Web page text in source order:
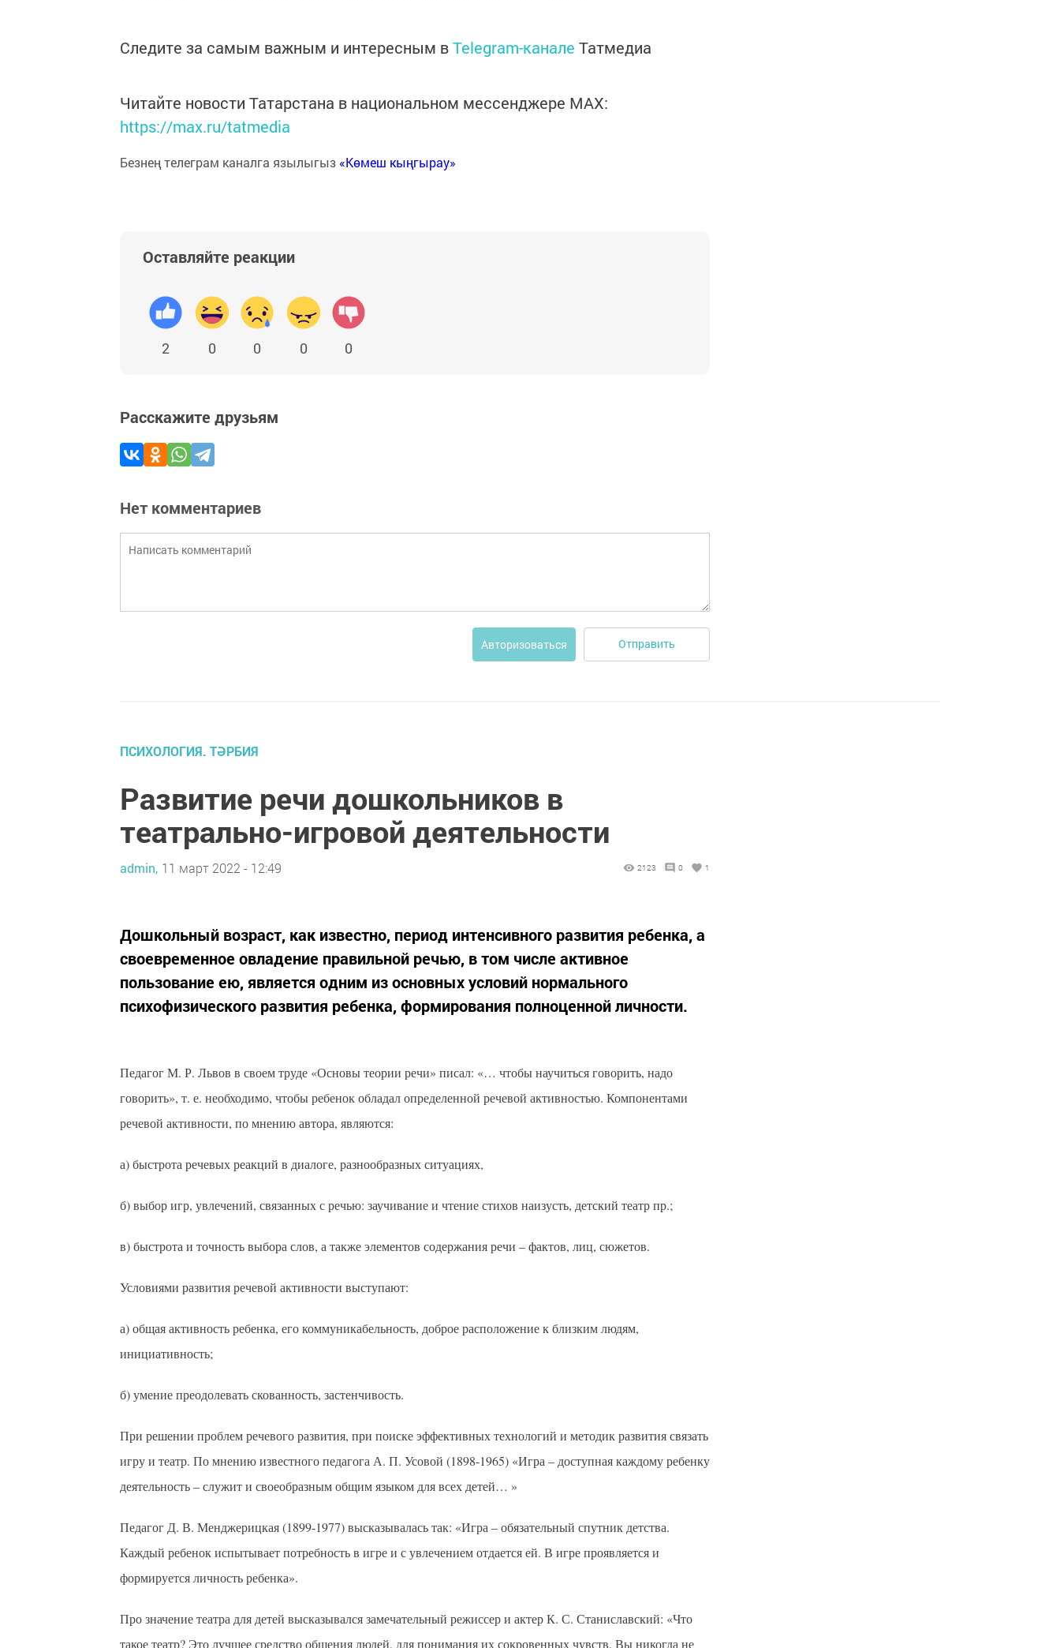
Следите за самым важным и интересным вTelegram-канале Татмедиа
Читайте новости Татарстана в национальном мессенджере MАХ:
https://max.ru/tatmedia
Безнең телеграм каналга язылыгыз «Көмеш кыңгырау»
Оставляйте реакции
2 0 0 0 0
Расскажите друзьям
Нет комментариев
Авторизоваться Отправить
ПСИХОЛОГИЯ. ТӘРБИЯ
Развитие речи дошкольников в
театрально-игровой деятельности
admin, 11 март 2022 - 12:49 2123 0 1
Дошкольный возраст, как известно, период интенсивного развития ребенка, а
своевременное овладение правильной речью, в том числе активное
пользование ею, является одним из основных условий нормального
психофизического развития ребенка, формирования полноценной личности.
Педагог М. Р. Львов в своем труде «Основы теории речи» писал: «… чтобы научиться говорить, надо
говорить», т. е. необходимо, чтобы ребенок обладал определенной речевой активностью. Компонентами
речевой активности, по мнению автора, являются:
а) быстрота речевых реакций в диалоге, разнообразных ситуациях,
б) выбор игр, увлечений, связанных с речью: заучивание и чтение стихов наизусть, детский театр пр.;
в) быстрота и точность выбора слов, а также элементов содержания речи – фактов, лиц, сюжетов.
Условиями развития речевой активности выступают:
а) общая активность ребенка, его коммуникабельность, доброе расположение к близким людям,
инициативность;
б) умение преодолевать скованность, застенчивость.
При решении проблем речевого развития, при поиске эффективных технологий и методик развития связать
игру и театр. По мнению известного педагога А. П. Усовой (1898-1965) «Игра – доступная каждому ребенку
деятельность – служит и своеобразным общим языком для всех детей… »
Педагог Д. В. Менджерицкая (1899-1977) высказывалась так: «Игра – обязательный спутник детства.
Каждый ребенок испытывает потребность в игре и с увлечением отдается ей. В игре проявляется и
формируется личность ребенка».
Про значение театра для детей высказывался замечательный режиссер и актер К. С. Станиславский: «Что
такое театр? Это лучшее средство общения людей, для понимания их сокровенных чувств. Вы никогда не